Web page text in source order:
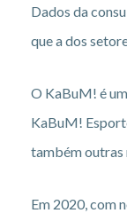
Dados da
que a dos
O KaBuM! é
KaBuM!
também outras
Em 2020, com